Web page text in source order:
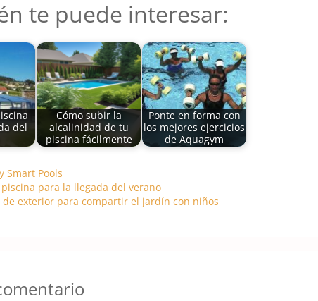
te puede interesar:
del
Cómo subir la
alcalinidad de tu
piscina fácilmente
Ponte en forma con
los mejores ejercicios
de Aquagym
Smart Pools
para la llegada del verano
de exterior para compartir el jardín con niños